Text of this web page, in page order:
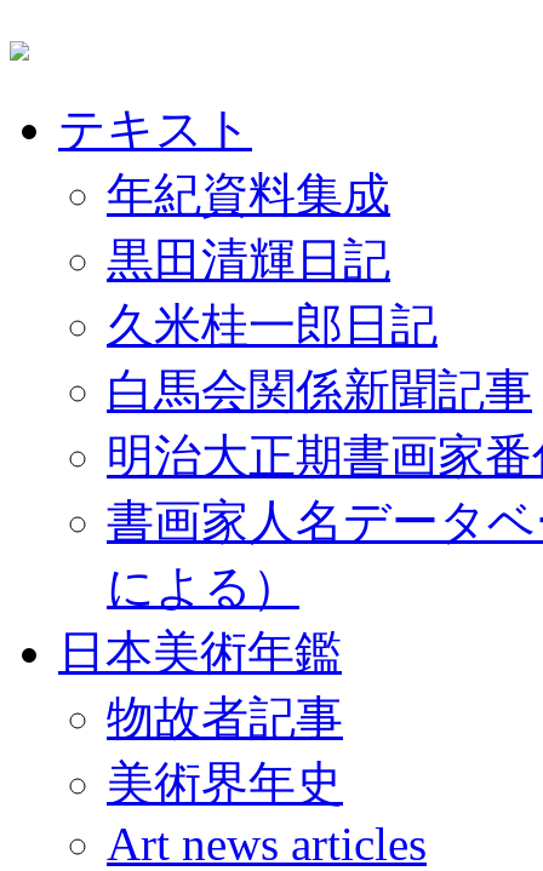
テキスト
年紀資料集成
黒田清輝日記
久米桂一郎日記
白馬会関係新聞記事
明治大正期書画家
書画家人名データ
による）
日本美術年鑑
物故者記事
美術界年史
Art news articles